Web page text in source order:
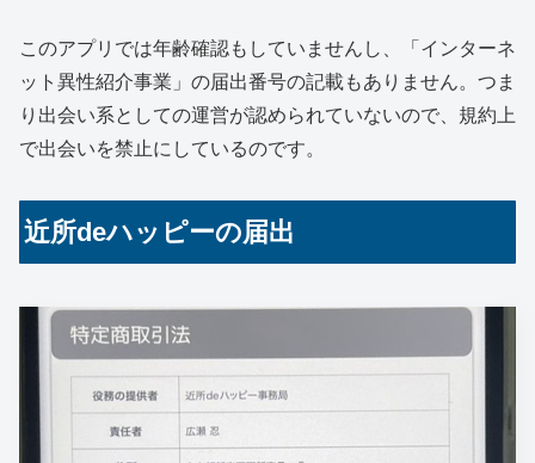
このアプリでは年齢確認もしていませんし、「インターネ
ット異性紹介事業」の届出番号の記載もありません。つま
り出会い系としての運営が認められていないので、規約上
で出会いを禁止にしているのです。
近所deハッピーの届出